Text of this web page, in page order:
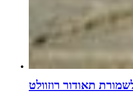
תאודור רוזוולט